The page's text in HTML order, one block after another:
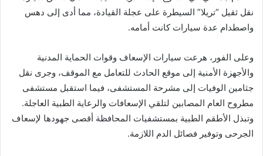
نقل ثقيل “تريلا” السيطرة على عجلة القيادة، مما أدى إلى دهس
واصطدام عدة سيارات كانت أمامه.
وعلى الفور، هرعت سيارات الإسعاف وقوات الحماية المدنية
والأجهزة الأمنية إلى موقع الحادث للتعامل مع الموقف، وجرى نقل
جثامين الوفيات إلى مشرحة المستشفى، فيما استقبل مستشفى
مطروح العام المصابين لتلقي الإسعافات والرعاية الطبية العاجلة.
وتبذل الأطقم الطبية بمستشفيات المحافظة أقصى جهودها لإسعاف
الجرحى وتوفير فصائل الدم اللازمة.